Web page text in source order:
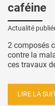
caféine
Actualité
2 composés
contre la
ces travaux
LIRE LA